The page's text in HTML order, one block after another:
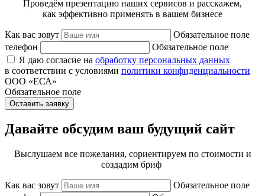
Проведём презентацию наших сервисов и расскажем,
как эффективно применять в вашем бизнесе
Как вас зовут
Обязательное поле
телефон
Обязательное поле
Я даю согласие на обработку персональных данных
в соответствии с условиями политики конфиденциальности
ООО «ЕСА»
Обязательное поле
Оставить заявку
Давайте обсудим ваш будущий сайт
Выслушаем все пожелания, сориентируем по стоимости и
создадим бриф
Как вас зовут
Обязательное поле